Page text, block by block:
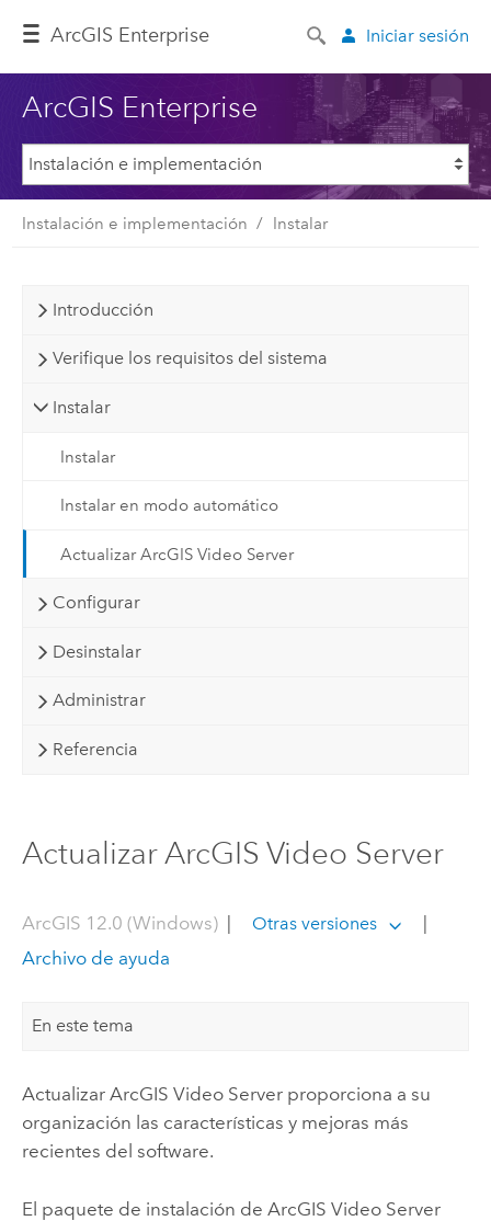
ArcGIS Enterprise Iniciar sesión
ArcGIS Enterprise
Instalación e implementación Instalar
Introducción
Verifique los requisitos del sistema
Instalar
Instalar
Instalar en modo automático
Actualizar ArcGIS Video Server
Configurar
Desinstalar
Administrar
Referencia
Actualizar ArcGIS Video Server
ArcGIS 12.0 (Windows)| Otras versiones
|
Archivo de ayuda
En este tema
Actualizar ArcGIS Video Serverproporciona a su
organización las características y mejoras más
recientes del software.
El paquete de instalación de ArcGIS Video Server